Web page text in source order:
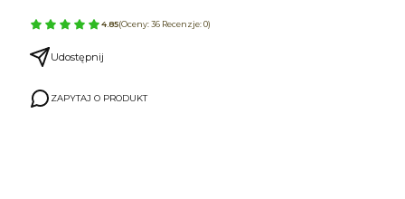
4.85(Oceny: 36 Recenzje: 0)
Udostępnij
ZAPYTAJ O PRODUKT